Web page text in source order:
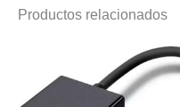
Productos relacionados